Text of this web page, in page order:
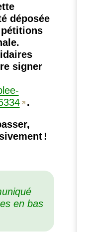
déposée
signer
.
!
en bas